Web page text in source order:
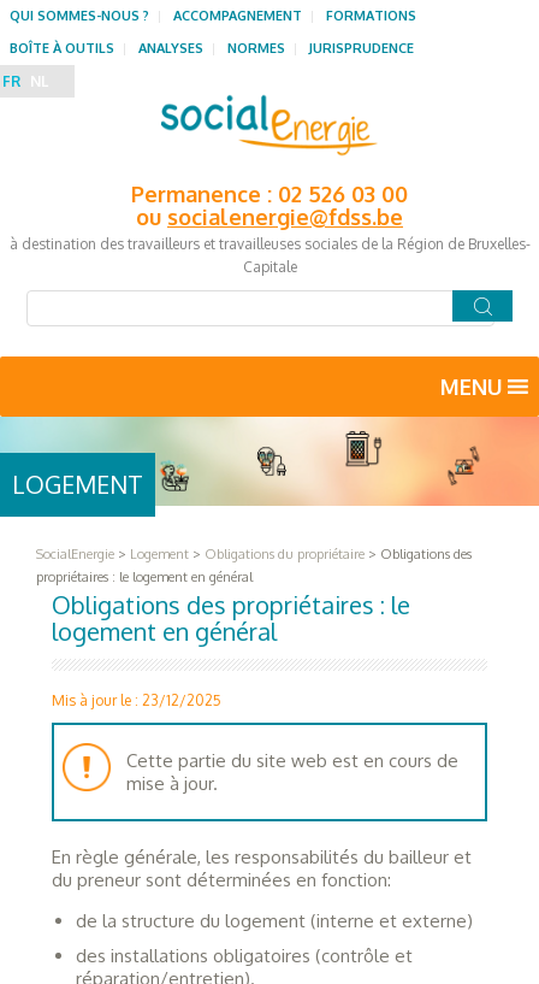
Permanence : 02 526 03 00
ou socialenergie@fdss.be
à destination des travailleurs et travailleuses sociales de la Région de Bruxelles-
Capitale
QUI SOMMES-NOUS ? ACCOMPAGNEMENT
FORMATIONS
BOÎTE À OUTILS
ANALYSES NORMES JURISPRUDENCE
FR NL
MENU
SocialEnergie > Logement > Obligations du propriétaire > Obligations des
propriétaires : le logement en général
LOGEMENT
Obligations des propriétaires : le
logement en général
Mis à jour le : 23/12/2025
Cette partie du site web est en cours de
mise à jour.
En règle générale, les responsabilités du bailleur et
du preneur sont déterminées en fonction:
de la structure du logement (interne et externe)
des installations obligatoires (contrôle et
réparation/entretien).